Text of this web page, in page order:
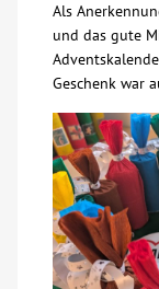
Ausbildung
Glossar
Suche
Kontakt
AWO BB Süd
Als
und das gute
Geschenk war